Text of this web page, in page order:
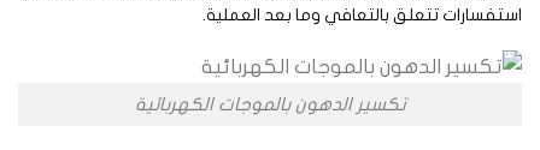
تتعلق بالتعافي وما بعد العملية.
تكسير الدهون بالموجات الكهربائية